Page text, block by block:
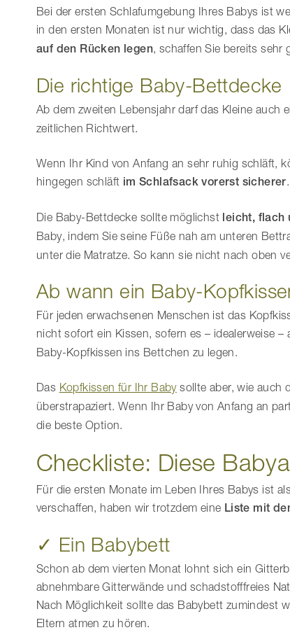
Bei der ersten Schlafumgebung Ihres Babys ist
in den ersten Monaten ist nur wichtig, dass das
auf den Rücken legen, schaffen Sie bereits sehr
Die richtige Baby-Bettdecke
Ab dem zweiten Lebensjahr darf das Kleine auch
zeitlichen Richtwert.
Wenn Ihr Kind von Anfang an sehr ruhig schläft,
hingegen schläft im Schlafsack vorerst sicherer.
Die Baby-Bettdecke sollte möglichst leicht, flach
Baby, indem Sie seine Füße nah am unteren
unter die Matratze. So kann sie nicht nach oben
Ab wann ein Baby-
Für jeden erwachsenen Menschen ist das
nicht sofort ein Kissen, sofern es – idealerweise
Baby-Kopfkissen ins Bettchen zu legen.
Das Kopfkissen für Ihr Baby sollte aber, wie auch
überstrapaziert. Wenn Ihr Baby von Anfang an
die beste Option.
Checkliste: Diese
Für die ersten Monate im Leben Ihres Babys ist
verschaffen, haben wir trotzdem eine Liste mit
✓ Ein Babybett
Schon ab dem vierten Monat lohnt sich ein
abnehmbare Gitterwände und schadstofffreies
Nach Möglichkeit sollte das Babybett zumindest
Eltern atmen zu hören.